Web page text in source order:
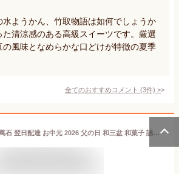
水ようかん、竹取物語は如何でしょうか
た清涼感のある高級スイーツです。厳選
の風味となめらかな口どけが特徴の夏季
全てのおすすめコメント (3件) >
【10%OFF】六萬石 翌日配達 お中元 2026 父の日 和三盆 和菓子 詰め合わせ 『わらび水羊羹』 6〜20個入 ギフト 水ようかん お供え お菓子 香典返し 法事 お供え物 手土産 贈り物 内祝い わらび餅 お返し 【宅急便コンパクト】